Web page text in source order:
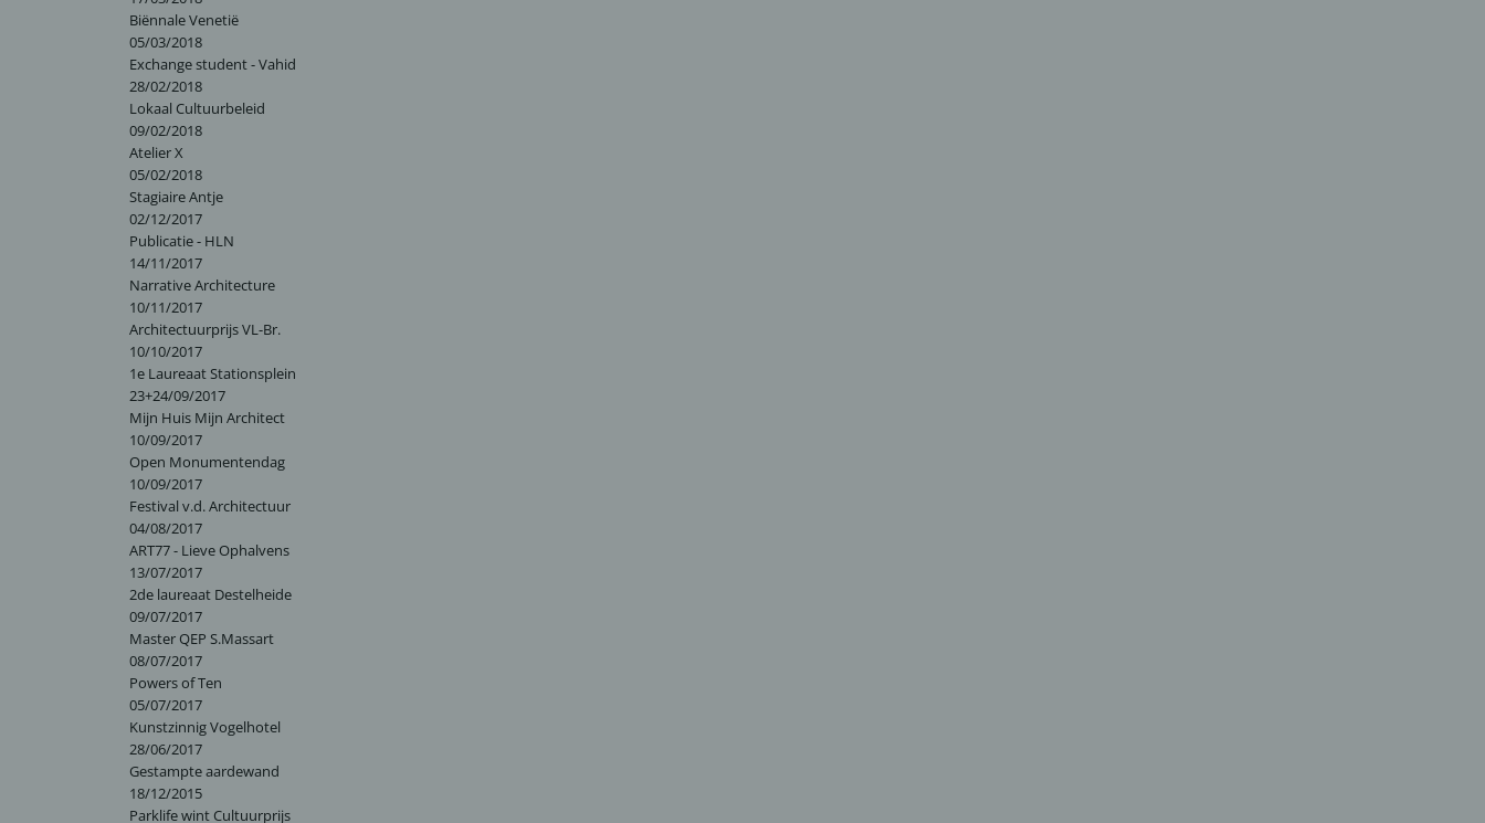
Biënnale Venetië
05/03/2018
Exchange student - Vahid
28/02/2018
Lokaal Cultuurbeleid
09/02/2018
Atelier X
05/02/2018
Stagiaire Antje
02/12/2017
Publicatie - HLN
14/11/2017
Narrative Architecture
10/11/2017
Architectuurprijs VL-Br.
10/10/2017
1e Laureaat Stationsplein
23+24/09/2017
Mijn Huis Mijn Architect
10/09/2017
Open Monumentendag
10/09/2017
Festival v.d. Architectuur
04/08/2017
ART77 - Lieve Ophalvens
13/07/2017
2de laureaat Destelheide
09/07/2017
Master QEP S.Massart
08/07/2017
Powers of Ten
05/07/2017
Kunstzinnig Vogelhotel
28/06/2017
Gestampte aardewand
18/12/2015
Parklife wint Cultuurprijs